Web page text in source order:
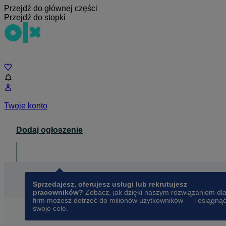
Przejdź do głównej części
Przejdź do stopki
Twoje konto
Dodaj ogłoszenie
Sprzedajesz, oferujesz usługi lub rekrutujesz
pracowników? Zobacz, jak dzięki naszym rozwiązaniom dla
firm możesz dotrzeć do milionów użytkowników — i osiągnąć
swoje cele.